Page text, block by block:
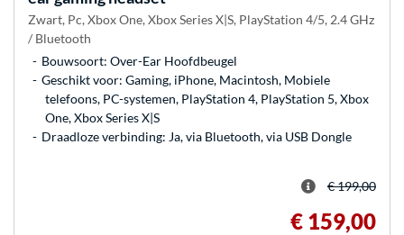
Zwart, Pc, Xbox One, Xbox Series X|S, PlayStation 4/5, 2.4 GHz
/ Bluetooth
Bouwsoort: Over-Ear Hoofdbeugel
Geschikt voor: Gaming, iPhone, Macintosh, Mobiele
telefoons, PC-systemen, PlayStation 4, PlayStation 5, Xbox
One, Xbox Series X|S
Draadloze verbinding: Ja, via Bluetooth, via USB Dongle
€ 199,00
€ 159,00